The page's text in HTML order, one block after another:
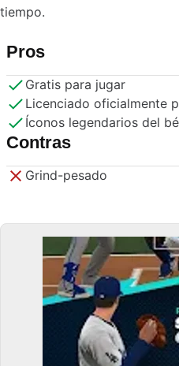
tiempo.
Pros
Gratis para jugar
Licenciado oficialmente
Íconos legendarios del
Contras
Grind-pesado